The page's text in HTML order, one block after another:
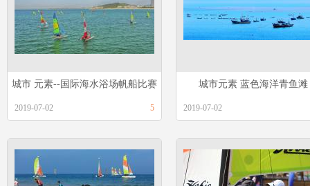
城市 元素--国际海水浴场帆船比赛
2019-07-02 5
城市元素 蓝色海洋青鱼滩
2019-07-02